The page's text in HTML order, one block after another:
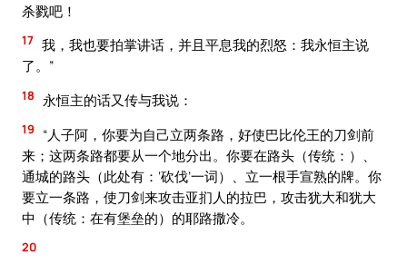
杀戮吧！
17 我，我也要拍掌讲话，并且平息我的烈怒：我永恒主说
了。”
18 永恒主的话又传与我说：
19
“人子阿，你要为自己立两条路，好使巴比伦王的刀剑前
来；这两条路都要从一个地分出。你要在路头（传统：）、
通城的路头（此处有：‘砍伐’一词）、立一根手宣熟的牌。你
要立一条路，使刀剑来攻击亚扪人的拉巴，攻击犹大和犹大
中（传统：在有堡垒的）的耶路撒冷。
20